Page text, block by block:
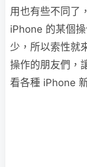
用也有些不同了
iPhone 的某個
少，所以索性就
操作的朋友們，
看各種 iPhone